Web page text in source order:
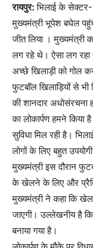
रायपुर:भिलाई के
मुख्यमंत्री भूपेश बघेल
जीत लिया । मुख्यमंत्री
लग रहे थे। ऐसा लग रहा
अच्छे खिलाड़ी को गोल
फुटबॉल खिलाड़ियों से
की शानदार
का लोकार्पण हमने किया
सुविधा मिल रही है।
लोगों के लिए बहुत उपयोगी
मुख्यमंत्री इस दौरान
के खेलने के लिए और
मुख्यमंत्री ने कहा कि खेल
जाएगी। उल्लेखनीय है
बनाया गया है।